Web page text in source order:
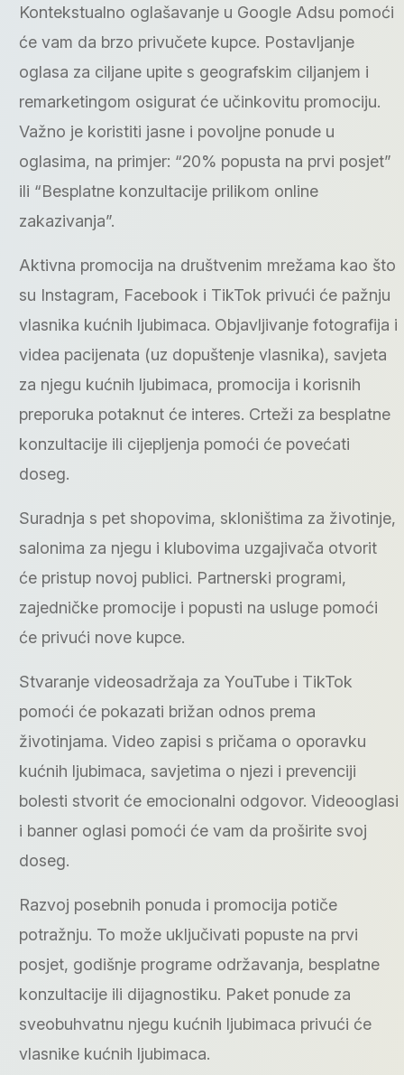
Kontekstualno oglašavanje u Google Adsu pomoći
će vam da brzo privučete kupce. Postavljanje
oglasa za ciljane upite s geografskim ciljanjem i
remarketingom osigurat će učinkovitu promociju.
Važno je koristiti jasne i povoljne ponude u
oglasima, na primjer: “20% popusta na prvi posjet”
ili “Besplatne konzultacije prilikom online
zakazivanja”.
Aktivna promocija na društvenim mrežama kao što
su Instagram, Facebook i TikTok privući će pažnju
vlasnika kućnih ljubimaca. Objavljivanje fotografija i
videa pacijenata (uz dopuštenje vlasnika), savjeta
za njegu kućnih ljubimaca, promocija i korisnih
preporuka potaknut će interes. Crteži za besplatne
konzultacije ili cijepljenja pomoći će povećati
doseg.
Suradnja s pet shopovima, skloništima za životinje,
salonima za njegu i klubovima uzgajivača otvorit
će pristup novoj publici. Partnerski programi,
zajedničke promocije i popusti na usluge pomoći
će privući nove kupce.
Stvaranje videosadržaja za YouTube i TikTok
pomoći će pokazati brižan odnos prema
životinjama. Video zapisi s pričama o oporavku
kućnih ljubimaca, savjetima o njezi i prevenciji
bolesti stvorit će emocionalni odgovor. Videooglasi
i banner oglasi pomoći će vam da proširite svoj
doseg.
Razvoj posebnih ponuda i promocija potiče
potražnju. To može uključivati ​​popuste na prvi
posjet, godišnje programe održavanja, besplatne
konzultacije ili dijagnostiku. Paket ponude za
sveobuhvatnu njegu kućnih ljubimaca privući će
vlasnike kućnih ljubimaca.